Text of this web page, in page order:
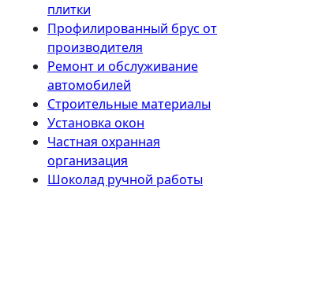
плитки
Профилированный брус от
производителя
Ремонт и обслуживание
автомобилей
Строительные материалы
Установка окон
Частная охранная
организация
Шоколад ручной работы